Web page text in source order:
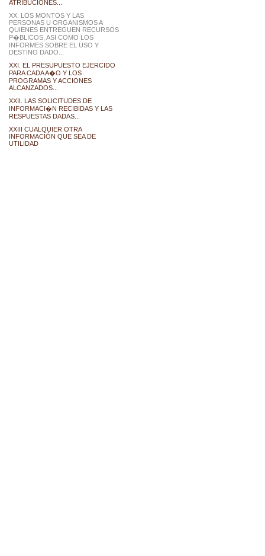
ATRIBUCIONES...
XX. LOS MONTOS Y LAS
PERSONAS U ORGANISMOS A
QUIENES ENTREGUEN RECURSOS
P�BLICOS, ASI COMO LOS
INFORMES SOBRE EL USO Y
DESTINO DADO...
XXI. EL PRESUPUESTO EJERCIDO
PARA CADA A�O Y LOS
PROGRAMAS Y ACCIONES
ALCANZADOS...
XXII. LAS SOLICITUDES DE
INFORMACI�N RECIBIDAS Y LAS
RESPUESTAS DADAS...
XXIII CUALQUIER OTRA
INFORMACIÓN QUE SEA DE
UTILIDAD